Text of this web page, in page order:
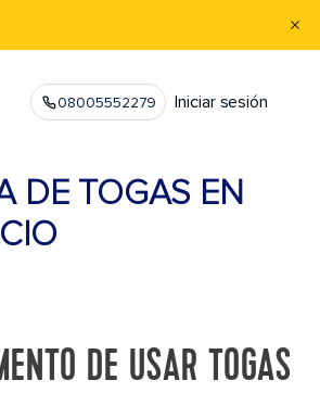
08005552279 Iniciar sesión
DE TOGAS EN
DE USAR TOGAS